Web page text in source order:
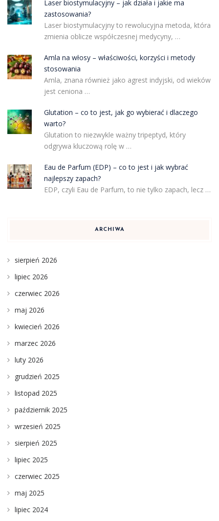
Laser biostymulacyjny – jak działa i jakie ma
zastosowania?
Laser biostymulacyjny to rewolucyjna metoda, która
zmienia oblicze współczesnej medycyny, …
Amla na włosy – właściwości, korzyści i metody
stosowania
Amla, znana również jako agrest indyjski, od wieków
jest ceniona …
Glutation – co to jest, jak go wybierać i dlaczego
warto?
Glutation to niezwykle ważny tripeptyd, który
odgrywa kluczową rolę w …
Eau de Parfum (EDP) – co to jest i jak wybrać
najlepszy zapach?
EDP, czyli Eau de Parfum, to nie tylko zapach, lecz …
ARCHIWA
sierpień 2026
lipiec 2026
czerwiec 2026
maj 2026
kwiecień 2026
marzec 2026
luty 2026
grudzień 2025
listopad 2025
październik 2025
wrzesień 2025
sierpień 2025
lipiec 2025
czerwiec 2025
maj 2025
lipiec 2024